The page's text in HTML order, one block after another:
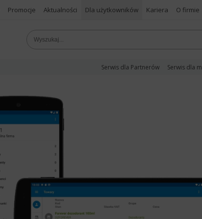
Promocje Aktualności Dla użytkowników Kariera O firmie
Serwis dla Partnerów Serwis dla